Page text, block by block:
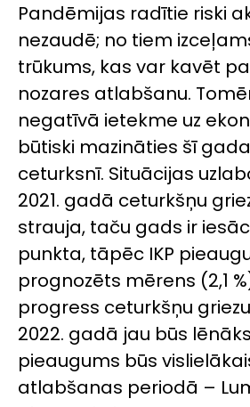
Pandēmijas radītie riski
nezaudē; no tiem
trūkums, kas var kavēt
nozares atlabšanu.
negatīvā ietekme uz
būtiski mazināties šī
ceturksnī. Situācijas
2021. gadā ceturkšņu
strauja, taču gads ir
punkta, tāpēc IKP
prognozēts mērens (2,1
progress ceturkšņu
2022. gadā jau būs
pieaugums būs
atlabšanas periodā –